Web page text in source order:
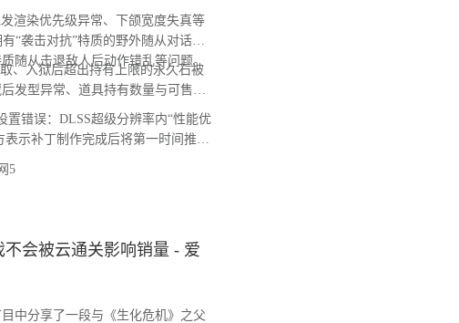
染优先级异常、下颌宽度失真等
“袭击对抗”特质的野外随从对话无
随从击退敌人后动作错乱等问题。
入狱后超出持有上限的永久石被
发型异常、道具持有数量与可售卖
错误：DLSS超级分辨率内“性能优
表示补丁制作完成后将第一时间推送
会被云通关影响销量 - 爱
分享了一段与《生化危机》之父